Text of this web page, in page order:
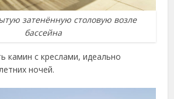
затенённую столовую возле
бассейна
камин с креслами, идеально
ночей.